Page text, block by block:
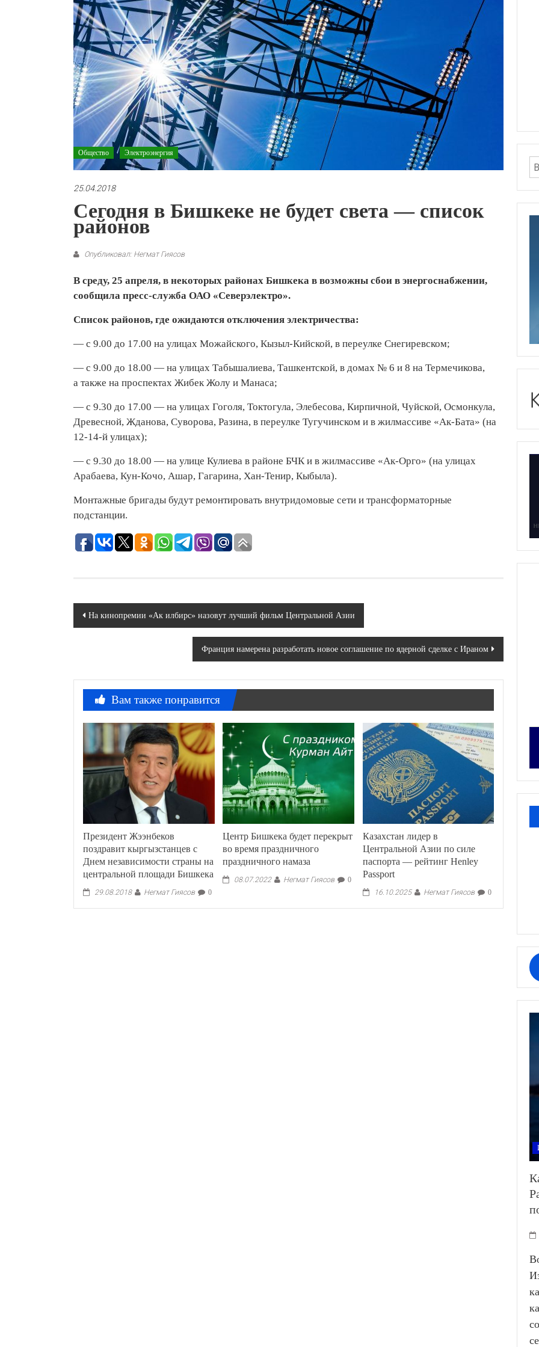
Общество Электроэнергия
25.04.2018
Сегодня в Бишкеке не будет света — список
районов
Опубликовал: Негмат Гиясов
В среду, 25 апреля, в некоторых районах Бишкека в возможны сбои в энергоснабжении,
сообщила пресс-служба ОАО «Северэлектро».
Список районов, где ожидаются отключения электричества:
— с 9.00 до 17.00 на улицах Можайского, Кызыл-Кийской, в переулке Снегиревском;
— с 9.00 до 18.00 — на улицах Табышалиева, Ташкентской, в домах № 6 и 8 на Термечикова,
а также на проспектах Жибек Жолу и Манаса;
— с 9.30 до 17.00 — на улицах Гоголя, Токтогула, Элебесова, Кирпичной, Чуйской, Осмонкула,
Древесной, Жданова, Суворова, Разина, в переулке Тугучинском и в жилмассиве «Ак-Бата» (на
12-14-й улицах);
— с 9.30 до 18.00 — на улице Кулиева в районе БЧК и в жилмассиве «Ак-Орго» (на улицах
Арабаева, Кун-Кочо, Ашар, Гагарина, Хан-Тенир, Кыбыла).
Монтажные бригады будут ремонтировать внутридомовые сети и трансформаторные
подстанции.
Навигация
На кинопремии «Ак илбирс» назовут лучший фильм Центральной Азии
Франция намерена разработать новое соглашение по ядерной сделке с Ираном
Вам также понравится
Президент Жээнбеков
поздравит кыргызстанцев с
Днем независимости страны на
центральной площади Бишкека
29.08.2018 Негмат Гиясов 0
Центр Бишкека будет перекрыт
во время праздничного
праздничного намаза
08.07.2022 Негмат Гиясов 0
Казахстан лидер в
Центральной Азии по силе
паспорта — рейтинг Henley
Passport
16.10.2025 Негмат Гиясов 0